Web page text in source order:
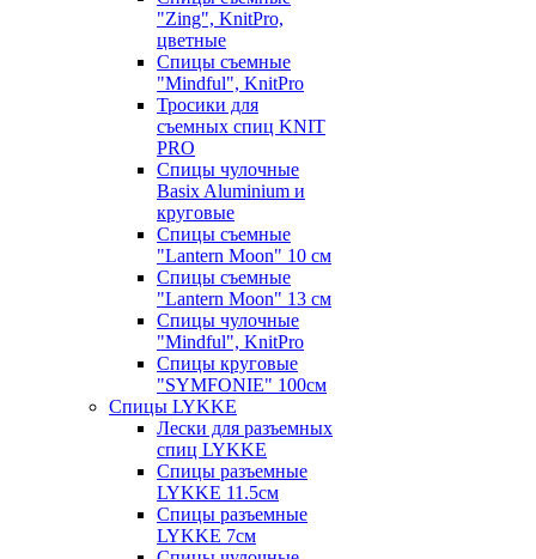
"Zing", KnitPro,
цветные
Спицы съемные
"Mindful", KnitPro
Тросики для
съемных спиц KNIT
PRO
Спицы чулочные
Basix Aluminium и
круговые
Спицы съемные
"Lantern Moon" 10 см
Спицы съемные
"Lantern Moon" 13 см
Спицы чулочные
"Mindful", KnitPro
Спицы круговые
"SYMFONIE" 100см
Спицы LYKKE
Лески для разъемных
спиц LYKKE
Спицы разъемные
LYKKE 11.5см
Спицы разъемные
LYKKE 7см